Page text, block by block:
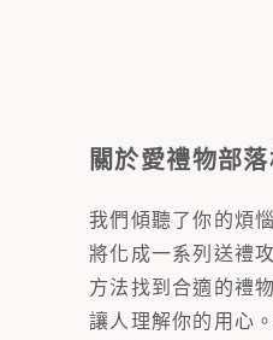
關於愛禮物部
我們傾聽了你的煩
將化成一系列送禮
方法找到合適的禮
讓人理解你的用心